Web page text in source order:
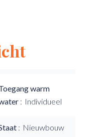
warm
Individueel
Nieuwbouw